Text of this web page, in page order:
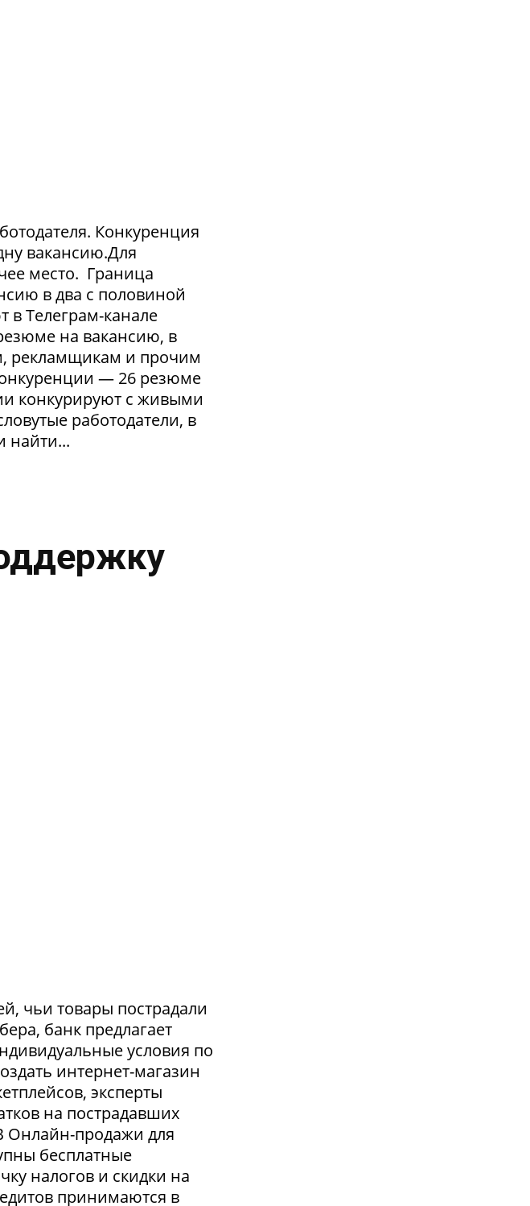
Конкуренция
вакансию.Для
место. Граница
в два с половиной
в Телеграм-канале
на вакансию, в
рекламщикам и прочим
— 26 резюме
конкурируют с живыми
работодатели, в
найти...
чьи товары пострадали
банк предлагает
условия по
интернет-магазин
эксперты
на пострадавших
Онлайн-продажи для
бесплатные
налогов и скидки на
принимаются в